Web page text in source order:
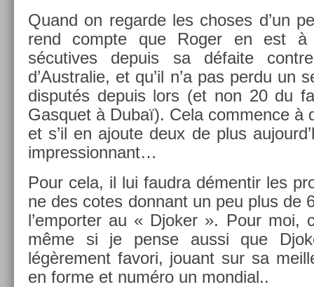
Quand on re­gar­de les choses d’un
rend com­pte que Roger en est
sécutives de­puis sa défaite
d’Australie, et qu’il n’a pas perdu un
dis­putés de­puis lors (et non 20 du
Gas­quet à Dubaï). Cela com­m­ence à
et s’il en ajoute deux de plus
im­pres­sion­nant…
Pour cela, il lui faud­ra démen­tir les
ne des cotes don­nant un peu plus de
l’em­port­er au « Djok­er ». Pour moi,
même si je pense aussi que
légère­ment favori, jouant sur sa
en forme et numéro un mon­di­al..